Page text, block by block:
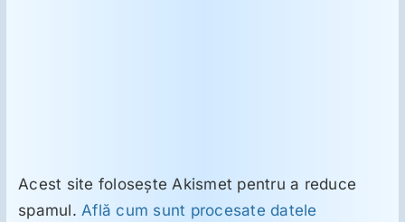
Acest site folosește Akismet pentru a reduce
spamul.Află cum sunt procesate datele